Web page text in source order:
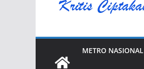
METRO NASIONAL